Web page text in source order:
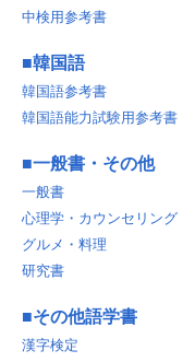
中検用参考書
■韓国語
韓国語参考書
韓国語能力試験用参考書
■一般書・その他
一般書
心理学・カウンセリング
グルメ・料理
研究書
■その他語学書
漢字検定